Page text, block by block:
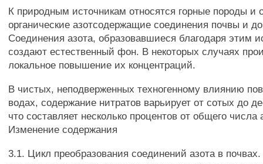
К природным источникам относятся горные породы и
органические азотсодержащие соединения почвы и
Соединения азота, образовавшиеся благодаря этим
создают естественный фон. В некоторых случаях
локальное повышение их концентраций.
В чистых, неподверженных техногенному влиянию
водах, содержание нитратов варьирует от сотых до
что составляет несколько процентов от общего числа
Изменение содержания
3.1. Цикл преобразования соединений азота в почвах.